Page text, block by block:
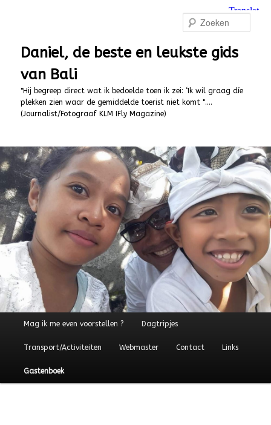
primaire
inhoudDaniel, de beste en leukste gids
van Bali
"Hij begreep direct wat ik bedoelde toen ik zei: ‘Ik wil graag díe
plekken zien waar de gemiddelde toerist niet komt "….
(Journalist/Fotograaf KLM IFly Magazine)
Hoofdmenu
Mag ik me even voorstellen ? Dagtripjes
Transport/Activiteiten Webmaster Contact Links
Gastenboek